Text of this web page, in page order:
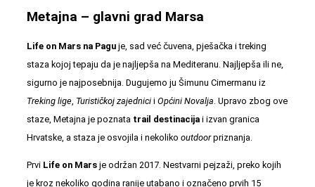
Metajna – glavni grad Marsa
Life on Mars na Pagu je, sad već čuvena, pješačka i treking
staza kojoj tepaju da je najljepša na Mediteranu. Najljepša ili ne,
sigurno je najposebnija. Dugujemo ju Šimunu Cimermanu iz
Treking lige Turističkoj zajednici i Općini Novalja . Upravo zbog ove
staze, Metajna je poznata trail destinacija i izvan granica
Hrvatske, a staza je osvojila i nekoliko outdoorpriznanja.
Prvi Life on Mars je održan 2017. Nestvarni pejzaži, preko kojih
je kroz nekoliko godina ranije utabano i označeno prvih 15